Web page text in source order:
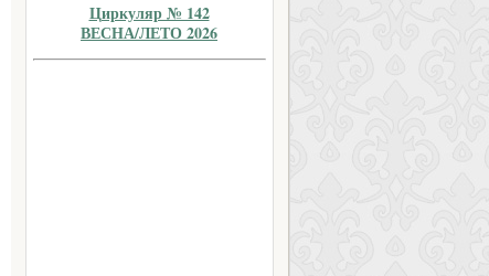
Циркуляр № 142
ВЕСНА/ЛЕТО 2026